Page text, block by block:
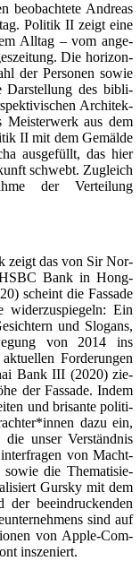
beob­ach­te­te Andre­as
Poli­tik II zeigt eine
All­tag – vom ange­
Die hori­zon­
der Per­so­nen sowie
Dar­stel­lung des bibli­
Archi­tek­
aus dem
II mit dem Gemäl­de
aus­ge­füllt, das hier
schwebt. Zugleich
der Ver­tei­lung
zeigt das von Sir Nor­
HSBC Bank in Hong­
scheint die Fas­sa­de
wider­zu­spie­geln: Ein
und Slo­gans,
von 2014 ins
For­de­run­gen
Bank III (2020) zie­
der Fas­sa­de. Indem
und bri­san­te poli­ti­
dazu ein,
unser Ver­ständ­nis
von Macht­
sowie die The­ma­ti­sie­
Gurs­ky mit dem
beein­dru­cken­den
sind auf
von Apple-Com­
inszeniert.